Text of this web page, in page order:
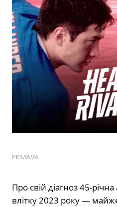
РЕКЛАМА
Про свій діагноз 45-
влітку 2023 року —